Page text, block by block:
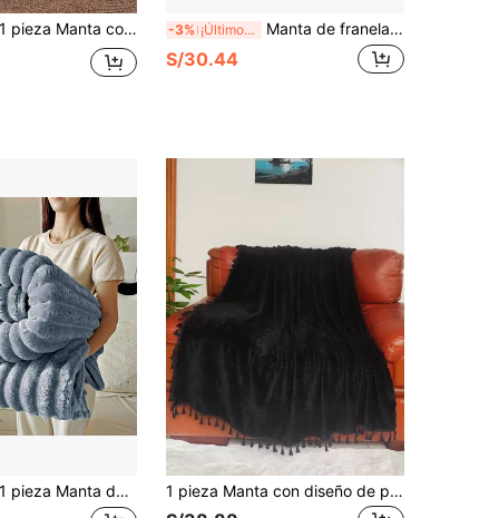
pieza Manta con diseño de fleco -3% ¡Últimos 3 días Manta de franela con diseño de calabaza, café y hoja de arce en color blanco crema, manta de estilo curativo para otoño e invierno, manta acogedora para decoración de sofá en días festivos
S/30.44
de felpa de piel de conejo sintética gruesa y extra grande, de rayas azul-gris, suave y de doble cara, cálida y multiusos - se puede usar como manta para siesta en la oficina, manta para sofá, manta de viaje para el coche, manta para aire acondicionado, adecuada para todas las estaciones y escenarios para toda la familia 1 pieza Manta con diseño de pompón liso